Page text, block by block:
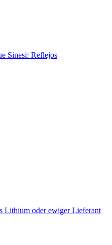
Sinesi: Reflejos
Lithium oder ewiger Lieferant